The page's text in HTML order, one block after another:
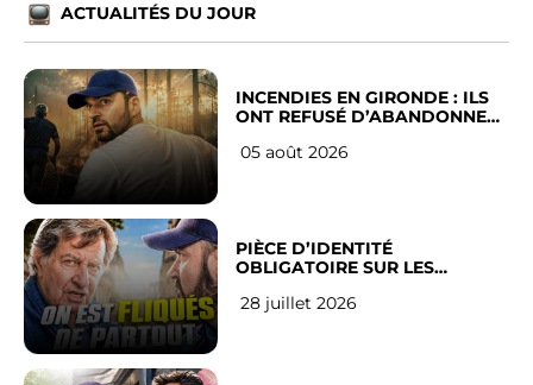
ACTUALITÉS DU JOUR
INCENDIES EN GIRONDE : ILS
ONT REFUSÉ D’ABANDONNER
05 août 2026
PIÈCE D’IDENTITÉ
OBLIGATOIRE SUR LES
Français
28 juillet 2026